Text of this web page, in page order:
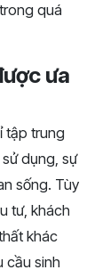
quá
ưa
tập trung
dụng, sự
sống. Tùy
tư, khách
khác
cầu sinh